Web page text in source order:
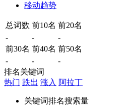
移动趋势
总词数 前10名 前20名
-
-
-
前30名 前40名 前50名
-
-
-
排名关键词
热门 跌出 涨入 阿拉丁
关键词排名搜索量